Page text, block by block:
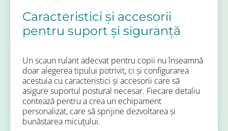
Caracteristici și accesorii
pentru suport și siguranță
Un scaun rulant adecvat pentru copii nu înseamnă
doar alegerea tipului potrivit, ci și configurarea
acestuia cu caracteristici și accesorii care să
asigure suportul postural necesar. Fiecare detaliu
contează pentru a crea un echipament
personalizat, care să sprijine dezvoltarea și
bunăstarea micuțului.